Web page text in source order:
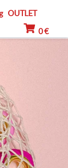
OUTLET
0 €